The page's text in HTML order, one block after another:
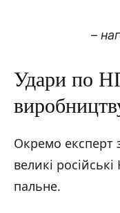
–
Удари по
Окремо експерт
великі
пальне.